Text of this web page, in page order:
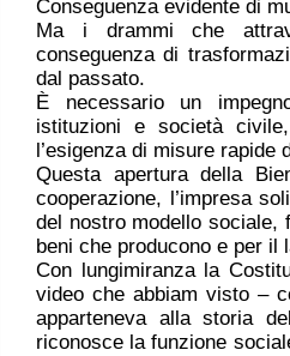
Conseguenza evidente di
Ma i drammi che
conseguenza di
dal passato.
È necessario un
istituzioni e società
l’esigenza di misure rapide
Questa apertura della
cooperazione, l’impresa
del nostro modello sociale,
beni che producono e per il
Con lungimiranza la
video che abbiam visto –
apparteneva alla storia
riconosce la funzione